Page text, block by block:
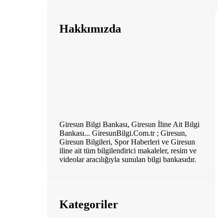
Hakkımızda
Giresun Bilgi Bankası, Giresun İline Ait Bilgi
Bankası... GiresunBilgi.Com.tr ; Giresun,
Giresun Bilgileri, Spor Haberleri ve Giresun
iline ait tüm bilgilendirici makaleler, resim ve
videolar aracılığıyla sunulan bilgi bankasıdır.
Kategoriler